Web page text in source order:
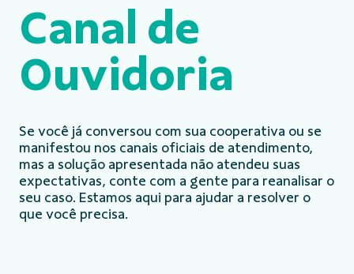
Canal de
Ouvidoria
Se você já conversou com sua cooperativa ou se
manifestou nos canais oficiais de atendimento,
mas a solução apresentada não atendeu suas
expectativas, conte com a gente para reanalisar o
seu caso. Estamos aqui para ajudar a resolver o
que você precisa.